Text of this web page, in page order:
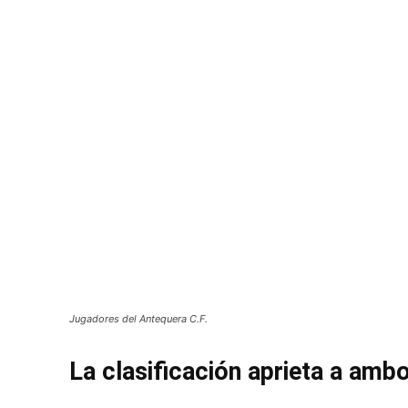
Jugadores del Antequera C.F.
La clasificación aprieta a